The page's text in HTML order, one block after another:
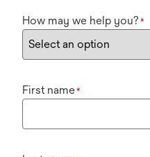
How may we help you? *
First name*